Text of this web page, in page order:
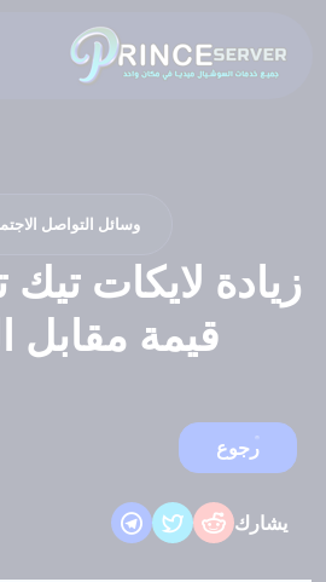
وسائل التواصل
زيادة لايكات
قيمة مقابل
رجوع
يشارك